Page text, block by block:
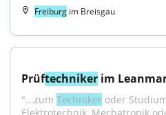
Freiburg im Breisgau
Prüftechniker im
"...zum Techniker oder